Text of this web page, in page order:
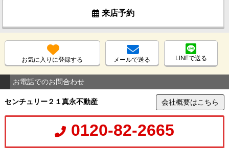
来店予約
お気に入りに登録する メールで送る LINEで送る
お電話でのお問合わせ
センチュリー２１真永不動産 会社概要はこちら
0120-82-2665